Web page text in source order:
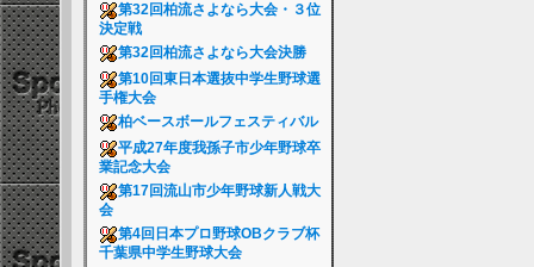
第32回柏流さよなら大会・３位
決定戦
第32回柏流さよなら大会決勝
第10回東日本選抜中学生野球選
手権大会
柏ベースボールフェスティバル
平成27年度我孫子市少年野球卒
業記念大会
第17回流山市少年野球新人戦大
会
第4回日本プロ野球OBクラブ杯
千葉県中学生野球大会